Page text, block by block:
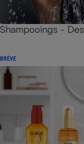
Shampooings -
BRÈVE